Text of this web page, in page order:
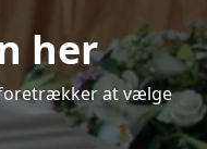
her
foretrækker at vælge